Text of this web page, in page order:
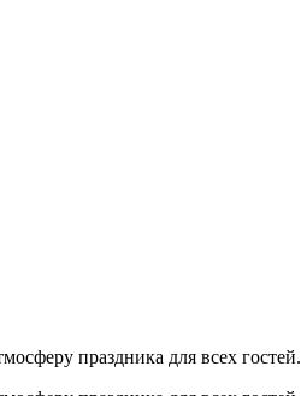
праздника для всех гостей.